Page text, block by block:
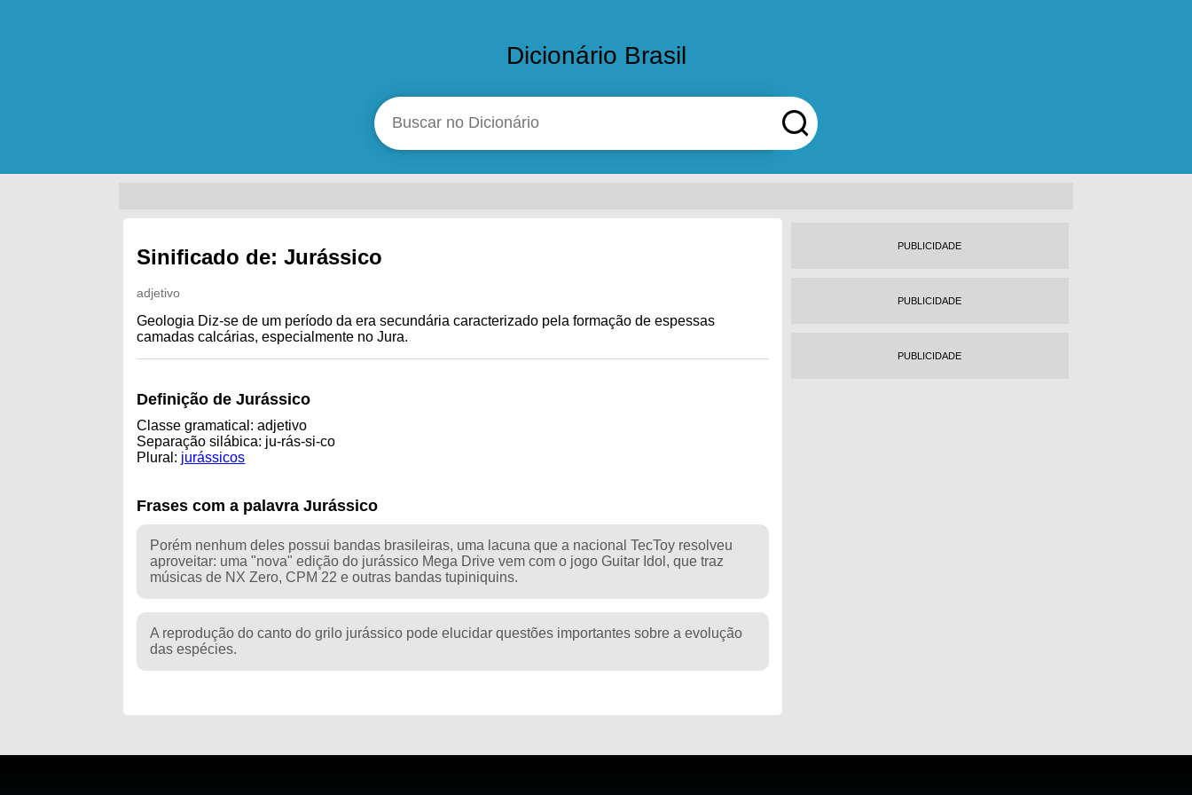
Dicionário Brasil
Sinificado de: Jurássico
adjetivo
Geologia Diz-se de um período da era secundária caracterizado pela formação de espessas
camadas calcárias, especialmente no Jura.
Definição de Jurássico
Classe gramatical: adjetivo
Separação silábica: ju-rás-si-co
Plural: jurássicos
Frases com a palavra Jurássico
Porém nenhum deles possui bandas brasileiras, uma lacuna que a nacional TecToy resolveu
aproveitar: uma "nova" edição do jurássico Mega Drive vem com o jogo Guitar Idol, que traz
músicas de NX Zero, CPM 22 e outras bandas tupiniquins.
A reprodução do canto do grilo jurássico pode elucidar questões importantes sobre a evolução
das espécies.
PUBLICIDADE
PUBLICIDADE
PUBLICIDADE